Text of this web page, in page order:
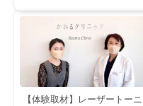
【体験取材】レーザートーニ